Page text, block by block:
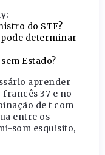
do STF?
determinar
Estado?
aprender
37 e no
de t com
entre os
som esquisito,